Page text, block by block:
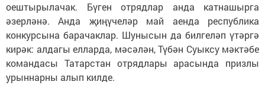
оештырылачак. Бүген отрядлар анда катнашырга
әзерләнә. Анда җиңүчеләр май аенда республика
конкурсына барачаклар. Шунысын да билгеләп үтәргә
кирәк: алдагы елларда, мәсәлән, Түбән Суыксу мәктәбе
командасы Татарстан отрядлары арасында призлы
урыннарны алып килде.